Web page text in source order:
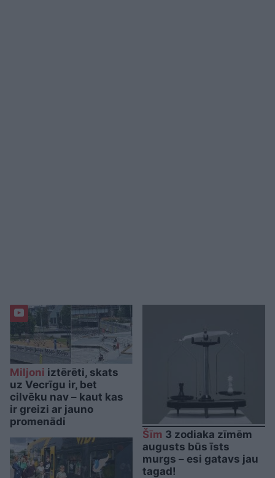
Miljoni iztērēti, skats
uz Vecrīgu ir, bet
cilvēku nav – kaut kas
ir greizi ar jauno
promenādi
Šīm 3 zodiaka zīmēm
augusts būs īsts
murgs – esi gatavs jau
tagad!